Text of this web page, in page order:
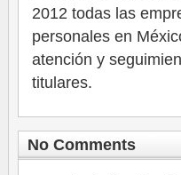
2012 todas las
personales en
atención y
titulares.
No Comments